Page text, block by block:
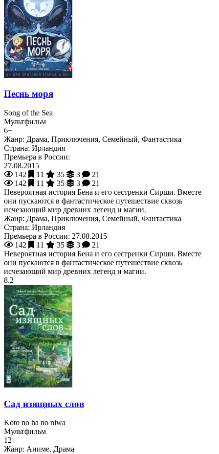
Песнь моря
Song of the Sea
Мультфильм
6+
Жанр: Драма, Приключения, Семейный, Фантастика
Страна: Ирландия
Премьера в России:
27.08.2015
142
11 35 3
21
142
11 35 3
21
Невероятная история Бена и его сестренки Сирши. Вместе
они пускаются в фантастическое путешествие сквозь
исчезающий мир древних легенд и магии.
Жанр: Драма, Приключения, Семейный, Фантастика
Страна: Ирландия
Премьера в России: 27.08.2015
142
11 35 3
21
Невероятная история Бена и его сестренки Сирши. Вместе
они пускаются в фантастическое путешествие сквозь
исчезающий мир древних легенд и магии.
8.2
Сад изящных слов
Koto no ha no niwa
Мультфильм
12+
Жанр: Аниме, Драма